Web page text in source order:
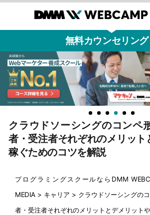
無料カウンセリン
クラウドソーシングのコンペ
者・受注者それぞれのメリット
稼ぐためのコツを解説
プログラミングスクールならDMM
MEDIA > キャリア > クラウドソーシングの
者・受注者それぞれのメリットとデメリット